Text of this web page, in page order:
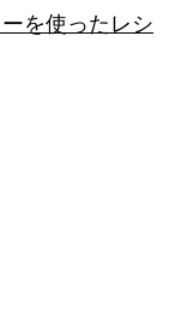
を使ったレシ